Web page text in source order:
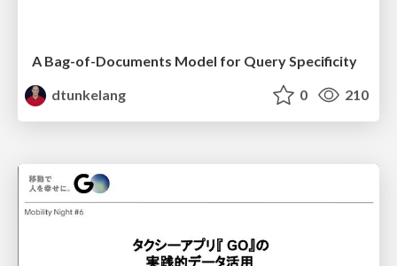
A Bag-of-Documents Model for Query Specificity
dtunkelang
0 210